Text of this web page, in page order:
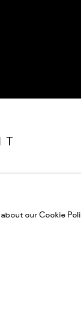
our Cookie